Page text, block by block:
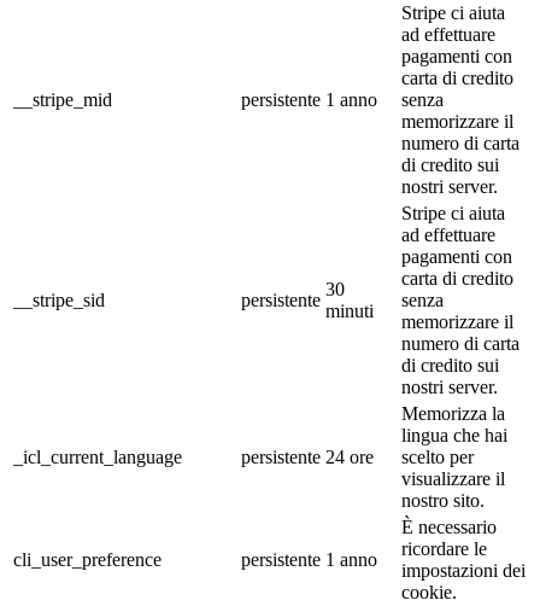
__stripe_mid persistente 1 anno
Stripe ci aiuta
ad effettuare
pagamenti con
carta di credito
senza
memorizzare il
numero di carta
di credito sui
nostri server.
__stripe_sid persistente
30
minuti
Stripe ci aiuta
ad effettuare
pagamenti con
carta di credito
senza
memorizzare il
numero di carta
di credito sui
nostri server.
_icl_current_language persistente 24 ore
Memorizza la
lingua che hai
scelto per
visualizzare il
nostro sito.
cli_user_preference persistente 1 anno
È necessario
ricordare le
impostazioni dei
cookie.